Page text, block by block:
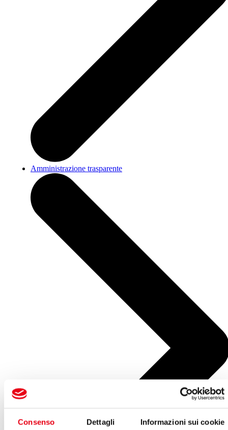
Consenso Dettagli Informazioni sui cookie
Amministrazione trasparente